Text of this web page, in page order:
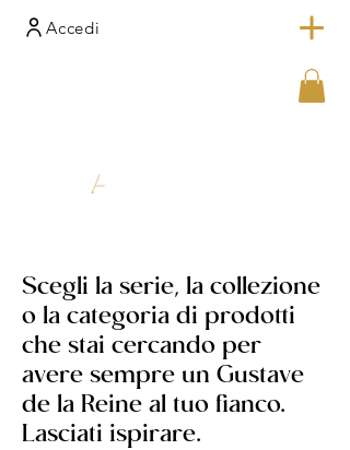
Accedi
Scegli la serie, la collezione
o la categoria di prodotti
che stai cercando per
avere sempre un Gustave
de la Reine al tuo fianco.
Lasciati ispirare.